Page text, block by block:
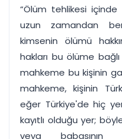
“Ölüm tehlikesi
uzun zamandan
kimsenin ölümü
hakları bu ölüme
mahkeme bu kişinin
mahkeme, kişinin
eğer Türkiye'de hiç
kayıtlı olduğu yer;
veya babasının